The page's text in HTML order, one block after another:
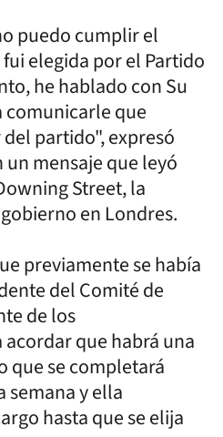
puedo cumplir el
elegida por el Partido
he hablado con Su
comunicarle que
partido", expresó
un mensaje que leyó
Street, la
en Londres.
previamente se había
del Comité de
de los
que habrá una
que se completará
semana y ella
hasta que se elija